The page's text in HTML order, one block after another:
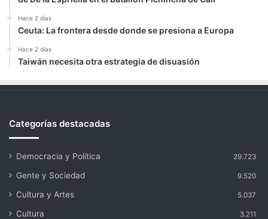
Hace 2 días
Ceuta: La frontera desde donde se presiona a Europa
Hace 2 días
Taiwán necesita otra estrategia de disuasión
Categorías destacadas
Democracia y Política 29.723
Gente y Sociedad 9.520
Cultura y Artes 5.037
Cultura 3.211